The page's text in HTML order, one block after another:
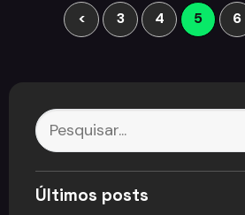
< 3 4 5 6
Últimos posts